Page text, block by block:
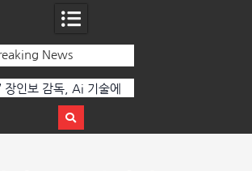
News
장인보 감독, Ai 기술에
제2회 애니멀 아트
성황리에 막 내려